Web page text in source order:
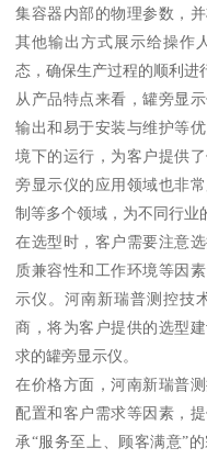
集容器内部的物理参数，
其他输出方式展示给操作
态，确保生产过程的顺利进
从产品特点来看，罐旁显
输出和易于安装与维护等
境下的运行，为客户提供
旁显示仪的应用领域也非
制等多个领域，为不同行业
在选型时，客户需要注意
质兼容性和工作环境等因
示仪。河南新瑞普测控技
商，将为客户提供的选型
求的罐旁显示仪。
在价格方面，河南新瑞普
配置和客户需求等因素，
承“服务至上、顾客满意”